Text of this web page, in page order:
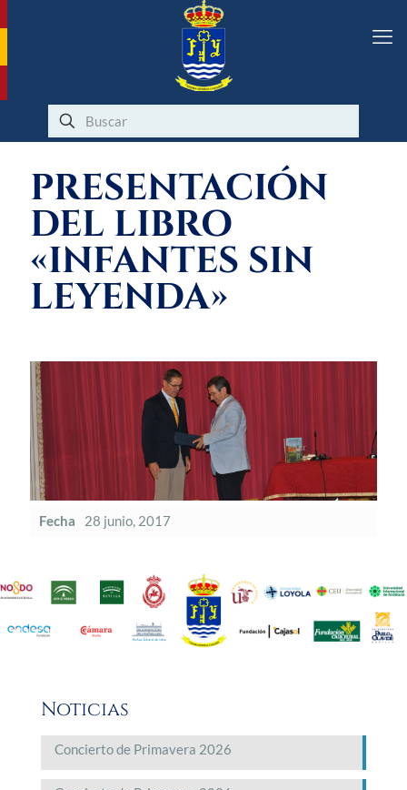
PRESENTACIÓN
DEL LIBRO
«INFANTES SIN
LEYENDA»
Fecha 28 junio, 2017
Noticias
Concierto de Primavera 2026